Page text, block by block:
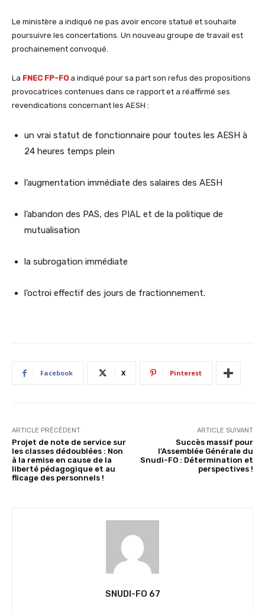
Le ministère a indiqué ne pas avoir encore statué et souhaite
poursuivre les concertations. Un nouveau groupe de travail est
prochainement convoqué.
La FNEC FP-FOa indiqué pour sa part son refus des propositions
provocatrices contenues dans ce rapport et a réaffirmé ses
revendications concernant les AESH :
un vrai statut de fonctionnaire pour toutes les AESH à
24 heures temps plein
l’augmentation immédiate des salaires des AESH
l’abandon des PAS, des PIAL et de la politique de
mutualisation
la subrogation immédiate
l’octroi effectif des jours de fractionnement.
Facebook X Pinterest
ARTICLE PRÉCÉDENT
Projet de note de service sur
les classes dédoublées : Non
à la remise en cause de la
liberté pédagogique et au
flicage des personnels !
ARTICLE SUIVANT
Succès massif pour
l’Assemblée Générale du
Snudi-FO : Détermination et
perspectives !
SNUDI-FO 67